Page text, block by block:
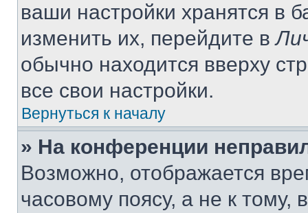
ваши настройки хранятся в
изменить их, перейдите в
обычно находится вверху
все свои настройки.
Вернуться к началу
» На конференции
Возможно, отображается
часовому поясу, а не к тому,